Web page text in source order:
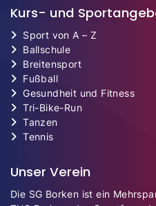
Kurs- und
Sport von A – Z
Ballschule
Breitensport
Fußball
Gesundheit und Fitness
Tri-Bike-Run
Tanzen
Tennis
Unser Verein
Die SG Borken ist ein